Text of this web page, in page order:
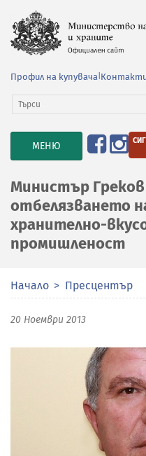
Профил на купувача
TOGGLE
NAVIGATION
МЕНЮ
Министър
отбелязването
хранително-
промишленост
Начало Пресцентър
20 Ноември 2013